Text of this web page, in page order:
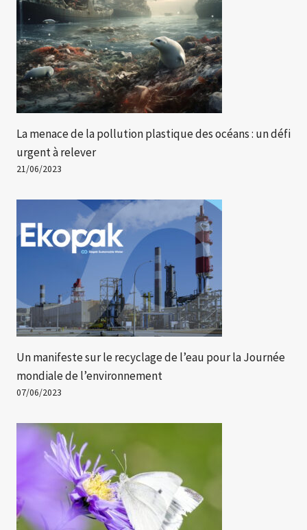
La menace de la pollution plastique des océans : un défi
urgent à relever
21/06/2023
Un manifeste sur le recyclage de l’eau pour la Journée
mondiale de l’environnement
07/06/2023